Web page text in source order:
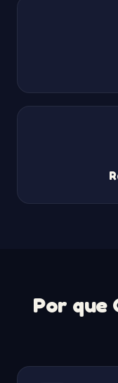
Por que